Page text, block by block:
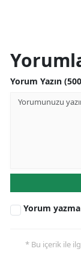
Yorum Yazın
Yorum
* Bu içerik ile